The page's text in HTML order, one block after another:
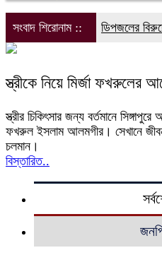
সংবাদ শিরোনাম :: ডিপজলের
স্ত্রীকে নিয়ে মির্জা ফখরুলের
স্ত্রীর চিকিৎসার জন্য বর্তমানে
ফখরুল ইসলাম আলমগীর। সেখানে
চলমান।
বিস্তারিত..